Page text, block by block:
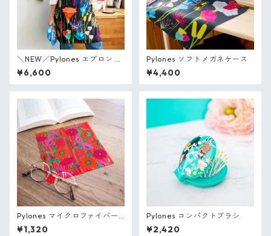
＼NEW／Pylones エプロン ポ
ケット付き
¥6,600
Pylones ソフトメガネケース
¥4,400
Pylones マイクロファイバー
クロス(メガネ拭き)
¥1,320
Pylones コンパクトブラシ
¥2,420